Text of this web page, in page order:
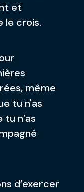
et
le crois.
même
tu n'as
n’as
d’exercer